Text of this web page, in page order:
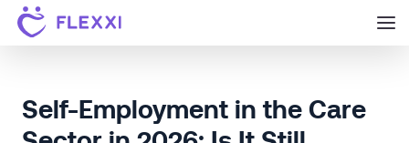
Self-Employment in the Care